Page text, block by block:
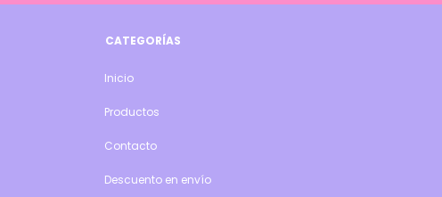
CATEGORÍAS
Inicio
Productos
Contacto
Descuento en envío